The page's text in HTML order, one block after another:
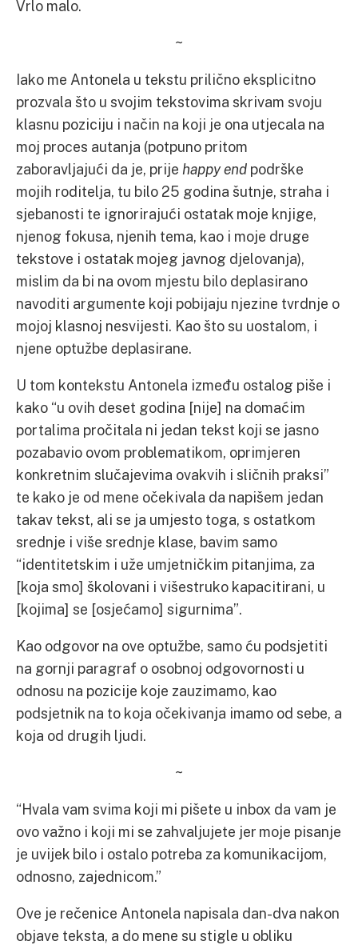
Vrlo malo.
~
Iako me Antonela u tekstu prilično eksplicitno
prozvala što u svojim tekstovima skrivam svoju
klasnu poziciju i način na koji je ona utjecala na
moj proces autanja (potpuno pritom
zaboravljajući da je, prije happy end podrške
mojih roditelja, tu bilo 25 godina šutnje, straha i
sjebanosti te ignorirajući ostatak moje knjige,
njenog fokusa, njenih tema, kao i moje druge
tekstove i ostatak mojeg javnog djelovanja),
mislim da bi na ovom mjestu bilo deplasirano
navoditi argumente koji pobijaju njezine tvrdnje o
mojoj klasnoj nesvijesti. Kao što su uostalom, i
njene optužbe deplasirane.
U tom kontekstu Antonela između ostalog piše i
kako “u ovih deset godina [nije] na domaćim
portalima pročitala ni jedan tekst koji se jasno
pozabavio ovom problematikom, oprimjeren
konkretnim slučajevima ovakvih i sličnih praksi”
te kako je od mene očekivala da napišem jedan
takav tekst, ali se ja umjesto toga, s ostatkom
srednje i više srednje klase, bavim samo
“identitetskim i uže umjetničkim pitanjima, za
[koja smo] školovani i višestruko kapacitirani, u
[kojima] se [osjećamo] sigurnima”.
Kao odgovor na ove optužbe, samo ću podsjetiti
na gornji paragraf o osobnoj odgovornosti u
odnosu na pozicije koje zauzimamo, kao
podsjetnik na to koja očekivanja imamo od sebe, a
koja od drugih ljudi.
~
“Hvala vam svima koji mi pišete u inbox da vam je
ovo važno i koji mi se zahvaljujete jer moje pisanje
je uvijek bilo i ostalo potreba za komunikacijom,
odnosno, zajednicom.”
Ove je rečenice Antonela napisala dan-dva nakon
objave teksta, a do mene su stigle u obliku